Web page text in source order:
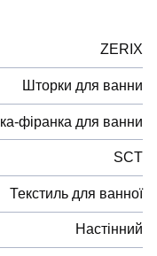
ZERIX
Шторки для ванни
фіранка для ванни
SCT
Текстиль для ванної
Настінний